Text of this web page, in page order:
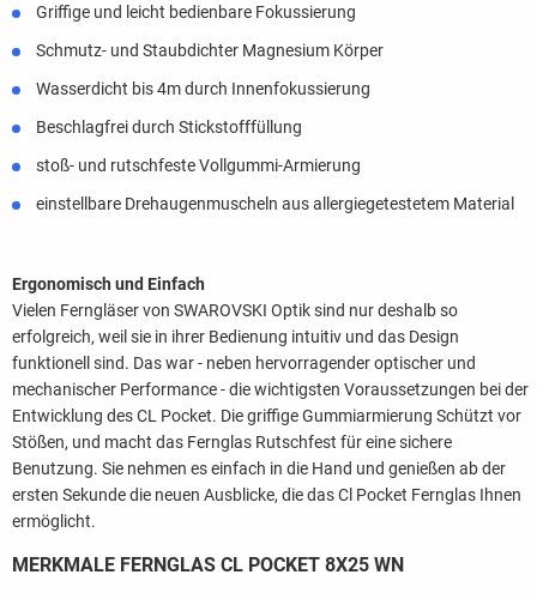
Griffige und leicht bedienbare Fokussierung
Schmutz- und Staubdichter Magnesium Körper
Wasserdicht bis 4m durch Innenfokussierung
Beschlagfrei durch Stickstofffüllung
stoß- und rutschfeste Vollgummi-Armierung
einstellbare Drehaugenmuscheln aus allergiegetestetem Material
Ergonomisch und Einfach
Vielen Ferngläser von SWAROVSKI Optik sind nur deshalb so
erfolgreich, weil sie in ihrer Bedienung intuitiv und das Design
funktionell sind. Das war - neben hervorragender optischer und
mechanischer Performance - die wichtigsten Voraussetzungen bei der
Entwicklung des CL Pocket. Die griffige Gummiarmierung Schützt vor
Stößen, und macht das Fernglas Rutschfest für eine sichere
Benutzung. Sie nehmen es einfach in die Hand und genießen ab der
ersten Sekunde die neuen Ausblicke, die das Cl Pocket Fernglas Ihnen
ermöglicht.
MERKMALE FERNGLAS CL POCKET 8X25 WN